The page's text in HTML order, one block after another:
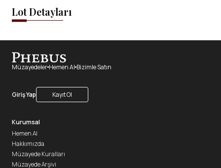
Lot Detayları
Müzayedeler Hemen Al Bizimle Satın
Giriş Yap Kayıt Ol
Kurumsal
Hemen Al
Hakkımızda
Müzayede Kuralları
Müzayede Arşivi